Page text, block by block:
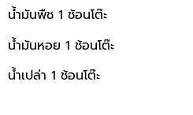
น้ำมันพืช 1 ช้อนโต๊ะ
น้ำมันหอย 1 ช้อนโต๊ะ
น้ำเปล่า 1 ช้อนโต๊ะ